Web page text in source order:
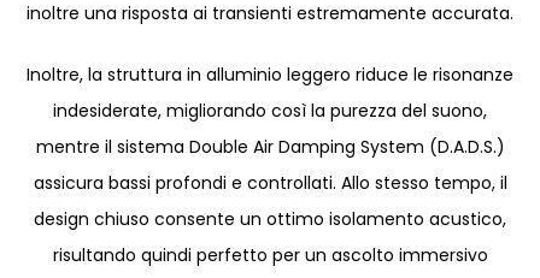
inoltre una risposta ai transienti estremamente accurata.
Inoltre, la struttura in alluminio leggero riduce le risonanze
indesiderate, migliorando così la purezza del suono,
mentre il sistema Double Air Damping System (D.A.D.S.)
assicura bassi profondi e controllati. Allo stesso tempo, il
design chiuso consente un ottimo isolamento acustico,
risultando quindi perfetto per un ascolto immersivo